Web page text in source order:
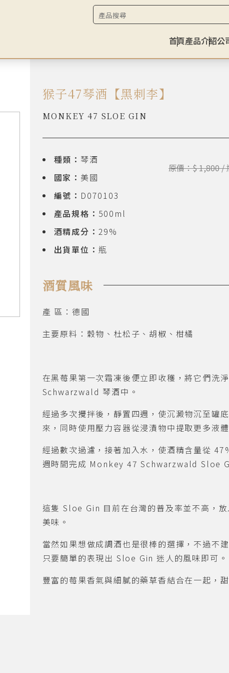
首頁產品介紹公
猴子47琴酒【黑刺李】
MONKEY 47 SLOE GIN
種類： 琴酒
國家： 美國
編號： D070103
產品規格： 500ml
酒精成分： 29%
出貨單位： 瓶
原價：$ 1,800 /
酒質風味
產 區：德國
主要原料：穀物、杜松子、胡椒、柑橘
在黑莓果第一次霜凍後便立即收穫，將它們洗
Schwarzwald 琴酒中。
經過多次攪拌後，靜置四週，使沉澱物沉至罐
來，同時使用壓力容器從浸漬物中提取更多液
經過數次過濾，接著加入水，使酒精含量從
週時間完成 Monkey 47 Schwarzwald Sloe
這隻 Sloe Gin 目前在台灣的普及率並不高，
美味。
當然如果想做成調酒也是很棒的選擇，不過不
只要簡單的表現出 Sloe Gin 迷人的風味即可。
豐富的莓果香氣與細膩的藥草香結合在一起，